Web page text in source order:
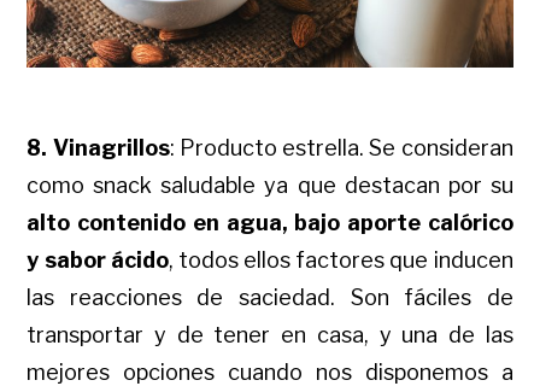
8. Vinagrillos: Producto estrella. Se consideran
como snack saludable ya que destacan por su
alto contenido en agua, bajo aporte calórico
y sabor ácido, todos ellos factores que inducen
las reacciones de saciedad. Son fáciles de
transportar y de tener en casa, y una de las
mejores opciones cuando nos disponemos a